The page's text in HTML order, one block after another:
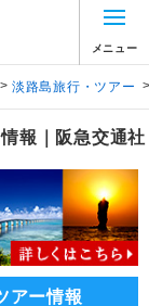
メニュー
> 淡路島旅行・ツアー
報｜阪急交通社
アー情報